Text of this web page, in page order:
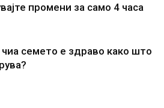
промени за само 4 часа
семето е здраво како што